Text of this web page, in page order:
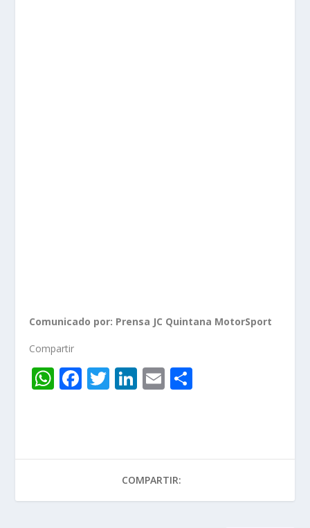
Comunicado por: Prensa JC Quintana MotorSport
Compartir
W
A
p
F
o
k
T Li
dI
n
E
ar
r
COMPARTIR: